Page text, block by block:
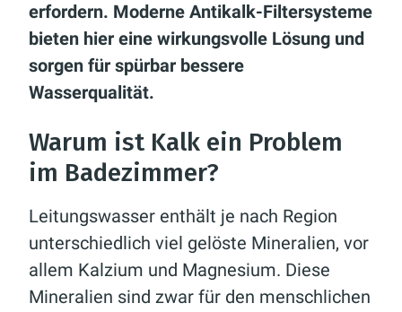
erfordern. Moderne Antikalk-Filtersysteme
bieten hier eine wirkungsvolle Lösung und
sorgen für spürbar bessere
Wasserqualität.
Warum ist Kalk ein Problem
im Badezimmer?
Leitungswasser enthält je nach Region
unterschiedlich viel gelöste Mineralien, vor
allem Kalzium und Magnesium. Diese
Mineralien sind zwar für den menschlichen